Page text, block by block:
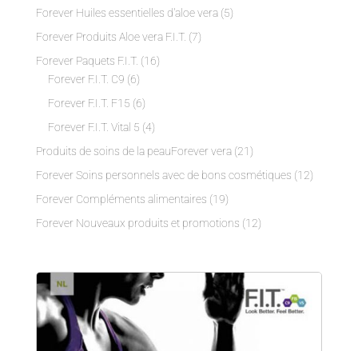
Forever Huiles essentielles d'aloe vera (5)
Forever Produits Aloe vera F.I.T. (7)
Forever Paquets F.I.T. (16)
Forever F.I.T. C9 (6)
Forever F.I.T. F15 (6)
Forever F.I.T. Vital 5 (4)
Produits de soins de la peauForever vera (21)
Forever Soins personnels avec de bons cosmétiques (12)
Forever Compléments alimentaires (19)
Forever Nouveaux produits et promotions (12)